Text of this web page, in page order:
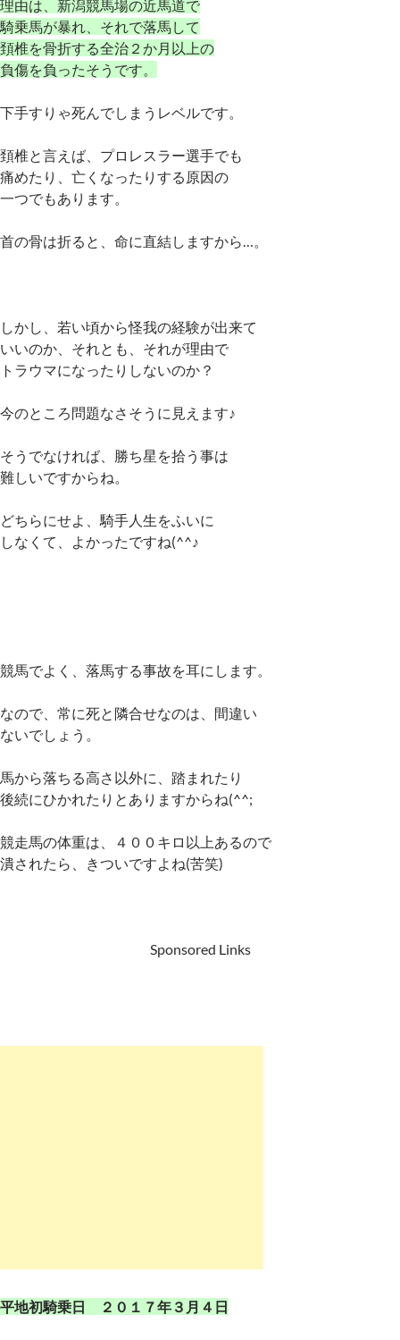
理由は、新潟競馬場の近馬道で
騎乗馬が暴れ、それで落馬して
頚椎を骨折する全治２か月以上の
負傷を負ったそうです。
下手すりゃ死んでしまうレベルです。
頚椎と言えば、プロレスラー選手でも
痛めたり、亡くなったりする原因の
一つでもあります。
首の骨は折ると、命に直結しますから…。
しかし、若い頃から怪我の経験が出来て
いいのか、それとも、それが理由で
トラウマになったりしないのか？
今のところ問題なさそうに見えます♪
そうでなければ、勝ち星を拾う事は
難しいですからね。
どちらにせよ、騎手人生をふいに
しなくて、よかったですね(^^♪
競馬でよく、落馬する事故を耳にします。
なので、常に死と隣合せなのは、間違い
ないでしょう。
馬から落ちる高さ以外に、踏まれたり
後続にひかれたりとありますからね(^^;
競走馬の体重は、４００キロ以上あるので
潰されたら、きついですよね(苦笑)
Sponsored Links
平地初騎乗日 ２０１７年３月４日